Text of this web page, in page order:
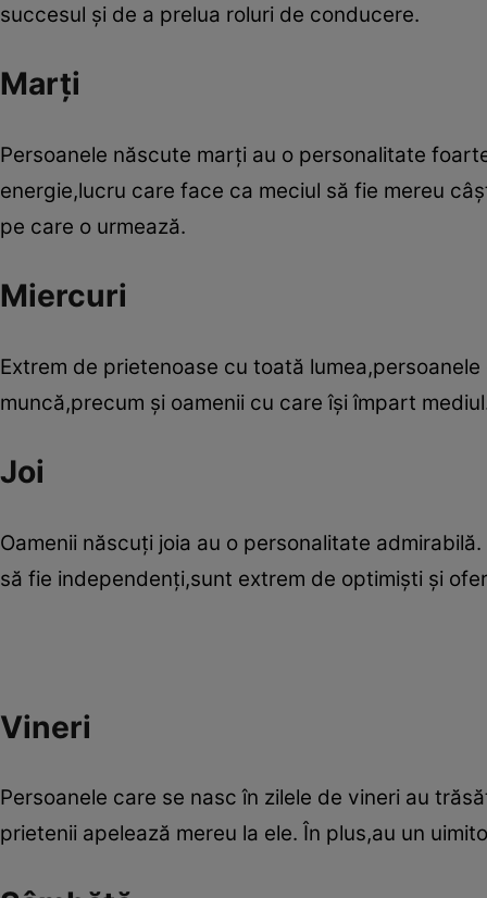
succesul şi de a prelua roluri de conducere.
Marţi
Persoanele născute marţi au o personalitate
energie,lucru care face ca meciul să fie mereu
pe care o urmează.
Miercuri
Extrem de prietenoase cu toată
muncă,precum şi oamenii cu care îşi împart
Joi
Oamenii născuţi joia au o personalitate
să fie independenţi,sunt extrem de optimişti şi
Vineri
Persoanele care se nasc în zilele de vineri au
prietenii apelează mereu la ele. În plus,au un